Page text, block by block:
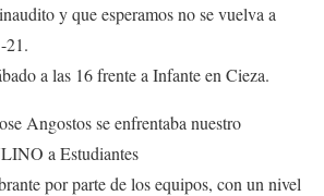
y que esperamos no se vuelva a
21.
a las 16 frente a Infante en Cieza.
Angostos se enfrentaba nuestro
a Estudiantes
por parte de los equipos, con un nivel